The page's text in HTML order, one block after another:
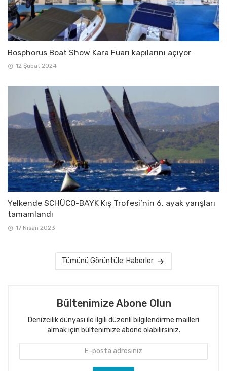
Bosphorus Boat Show Kara Fuarı kapılarını açıyor
12 Şubat 2024
Yelkende SCHÜCO-BAYK Kış Trofesi’nin 6. ayak yarışları
tamamlandı
17 Nisan 2023
Tümünü Görüntüle: Haberler
Bültenimize Abone Olun
Denizcilik dünyası ile ilgili düzenli bilgilendirme mailleri
almak için bültenimize abone olabilirsiniz.